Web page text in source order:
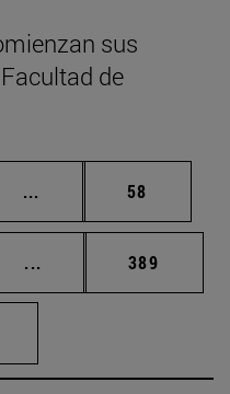
sus
de
... Páginas intermedias
Página
58
... Páginas intermedias
Página
389